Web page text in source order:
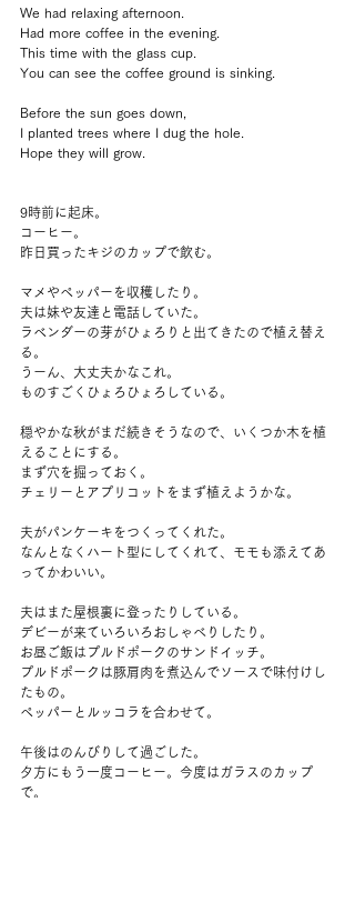
We had relaxing afternoon.
Had more coffee in the evening.
This time with the glass cup.
You can see the coffee ground is sinking.
Before the sun goes down,
I planted trees where I dug the hole.
Hope they will grow.
9時前に起床。
コーヒー。
昨日買ったキジのカップで飲む。
マメやペッパーを収穫したり。
夫は妹や友達と電話していた。
ラベンダーの芽がひょろりと出てきたので植え替え
る。
うーん、大丈夫かなこれ。
ものすごくひょろひょろしている。
穏やかな秋がまだ続きそうなので、いくつか木を植
えることにする。
まず穴を掘っておく。
チェリーとアプリコットをまず植えようかな。
夫がパンケーキをつくってくれた。
なんとなくハート型にしてくれて、モモも添えてあ
ってかわいい。
夫はまた屋根裏に登ったりしている。
デビーが来ていろいろおしゃべりしたり。
お昼ご飯はプルドポークのサンドイッチ。
プルドポークは豚肩肉を煮込んでソースで味付けし
たもの。
ペッパーとルッコラを合わせて。
午後はのんびりして過ごした。
夕方にもう一度コーヒー。今度はガラスのカップ
で。